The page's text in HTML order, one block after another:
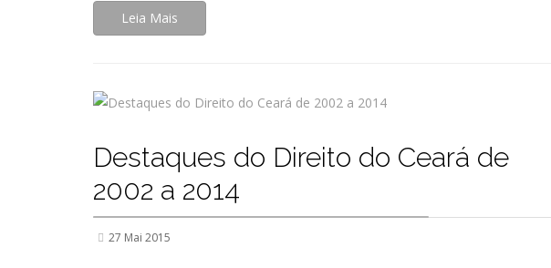
Leia Mais
Destaques do Direito do Ceará de
2002 a 2014
27 Mai 2015